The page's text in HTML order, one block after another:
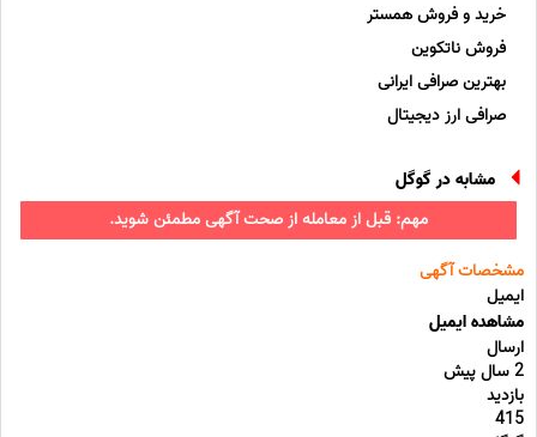
خرید و فروش همستر
فروش ناتکوین
بهترین صرافی ایرانی
صرافی ارز دیجیتال
مشابه در گوگل
مهم: قبل از معامله از صحت آگهی مطمئن شوید.
مشخصات آگهی
ایمیل
مشاهده ایمیل
ارسال
2 سال پیش
بازدید
415